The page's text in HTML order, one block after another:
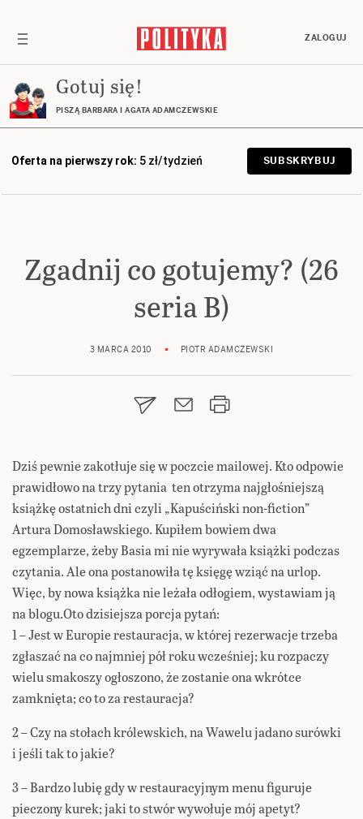
ZALOGUJ
Gotuj się!
PISZĄ BARBARA I AGATA ADAMCZEWSKIE
Oferta na pierwszy rok: 5 zł/tydzień SUBSKRYBUJ
Zgadnij co gotujemy? (26
seria B)
3 MARCA 2010 PIOTR ADAMCZEWSKI
Dziś pewnie zakotłuje się w poczcie mailowej. Kto odpowie
prawidłowo na trzy pytania ten otrzyma najgłośniejszą
książkę ostatnich dni czyli „Kapuściński non-fiction”
Artura Domosławskiego. Kupiłem bowiem dwa
egzemplarze, żeby Basia mi nie wyrywała książki podczas
czytania. Ale ona postanowiła tę księgę wziąć na urlop.
Więc, by nowa książka nie leżała odłogiem, wystawiam ją
na blogu.Oto dzisiejsza porcja pytań:
1 – Jest w Europie restauracja, w której rezerwacje trzeba
zgłaszać na co najmniej pół roku wcześniej; ku rozpaczy
wielu smakoszy ogłoszono, że zostanie ona wkrótce
zamknięta; co to za restauracja?
2 – Czy na stołach królewskich, na Wawelu jadano surówki
i jeśli tak to jakie?
3 – Bardzo lubię gdy w restauracyjnym menu figuruje
pieczony kurek; jaki to stwór wywołuje mój apetyt?